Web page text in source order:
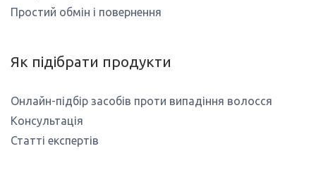
Простий обмін і повернення
Як підібрати продукти
Онлайн-підбір засобів проти випадіння волосся
Консультація
Статті експертів